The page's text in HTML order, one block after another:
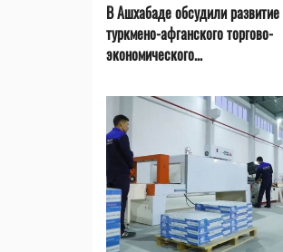
В Ашхабаде обсудили развитие
туркмено-афганского торгово-
экономического...